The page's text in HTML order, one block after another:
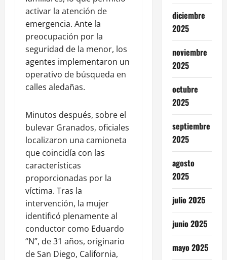
activar la atención de
emergencia. Ante la
preocupación por la
seguridad de la menor, los
agentes implementaron un
operativo de búsqueda en
calles aledañas.
Minutos después, sobre el
bulevar Granados, oficiales
localizaron una camioneta
que coincidía con las
características
proporcionadas por la
víctima. Tras la
intervención, la mujer
identificó plenamente al
conductor como Eduardo
“N”, de 31 años, originario
de San Diego, California,
diciembre
2025
noviembre
2025
octubre
2025
septiembre
2025
agosto
2025
julio 2025
junio 2025
mayo 2025